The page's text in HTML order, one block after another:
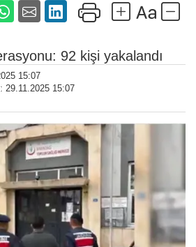
92 kişi yakalandı
15:07
29.11.2025 15:07